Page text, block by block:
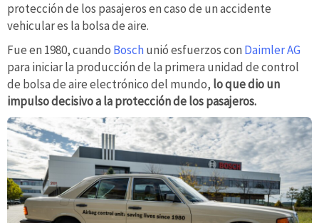
protección de los pasajeros en caso de un accidente
vehicular es la bolsa de aire.
Fue en 1980, cuando Boschunió esfuerzos con Daimler AG
para iniciar la producción de la primera unidad de control
de bolsa de aire electrónico del mundo, lo que dio un
impulso decisivo a la protección de los pasajeros.